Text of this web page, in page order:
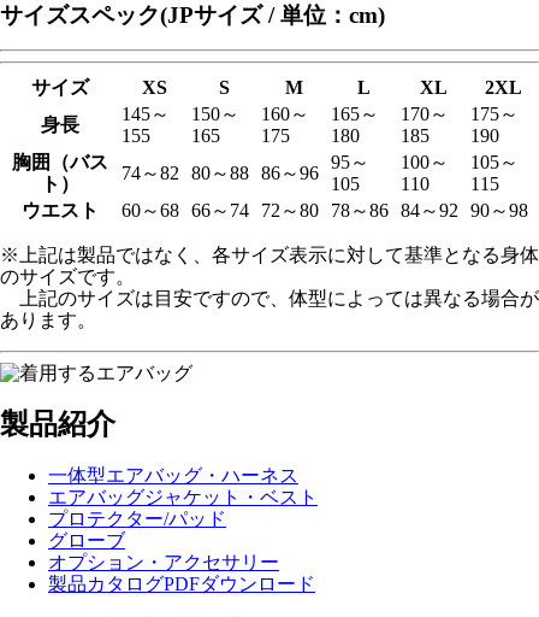
サイズスペック(JPサイズ / 単位：cm)
サイズ XS S M L XL
2XL
身長
145～
155
150～
165
160～
175
165～
180
170～
185
175～
190
胸囲（バス
ト）
74～82 80～88 86～96
95～
105
100～
110
105～
115
ウエスト
60～68 66～74 72～80 78～86 84～92 90～98
※上記は製品ではなく、各サイズ表示に対して基準となる身体
のサイズです。
上記のサイズは目安ですので、体型によっては異なる場合が
あります。
製品紹介
一体型エアバッグ・ハーネス
エアバッグジャケット・ベスト
プロテクター/パッド
グローブ
オプション・アクセサリー
製品カタログPDFダウンロード